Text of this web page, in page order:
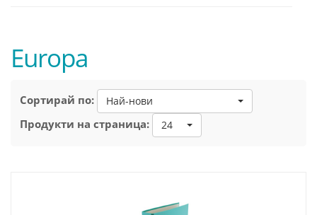
Europa
Сортирай по: Най-нови
Продукти на страница: 24